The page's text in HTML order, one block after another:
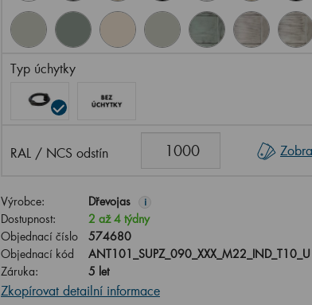
Typ úchytky
RAL / NCS odstín
Výrobce: Dřevojas i
Dostupnost:
2 až 4 týdny
Objednací číslo
574680
Objednací kód
Záruka:
5 let
Zkopírovat detailní informace